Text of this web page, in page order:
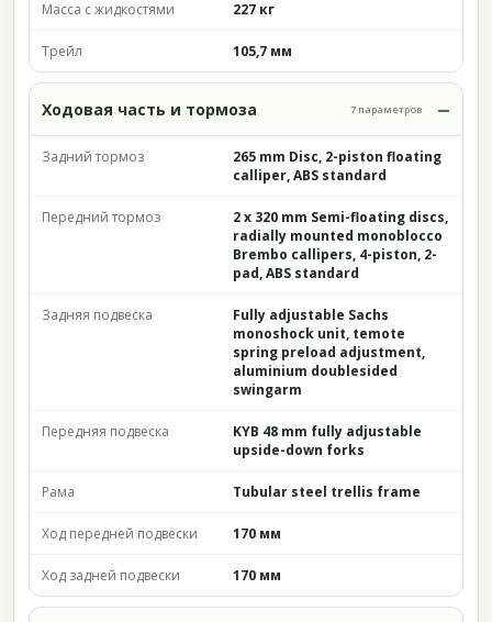
Масса с жидкостями 227 кг
Трейл 105,7 мм
Ходовая часть и тормоза 7 параметров
Задний тормоз
265 mm Disc, 2-piston floating
calliper, ABS standard
Передний тормоз
2 x 320 mm Semi-floating discs,
radially mounted monoblocco
Brembo callipers, 4-piston, 2-
pad, ABS standard
Задняя подвеска
Fully adjustable Sachs
monoshock unit, temote
spring preload adjustment,
aluminium doublesided
swingarm
Передняя подвеска
KYB 48 mm fully adjustable
upside-down forks
Рама Tubular steel trellis frame
Ход передней подвески 170 мм
Ход задней подвески 170 мм